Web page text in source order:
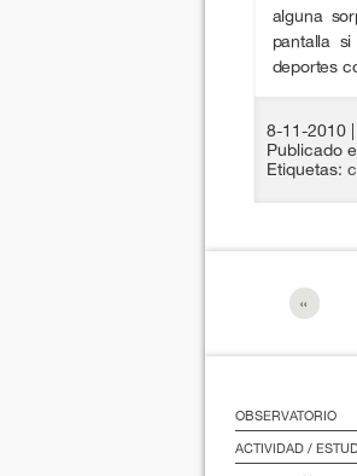
alguna
pantalla
deportes
8-11-2010
Publicado
Etiquetas:
‹‹
OBSERVATORIO
ACTIVIDAD /